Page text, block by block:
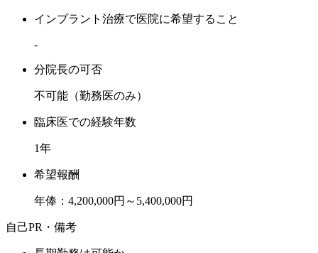
インプラント治療で医院に希望すること
-
分院長の可否
不可能（勤務医のみ）
臨床医での経験年数
1年
希望報酬
年俸：4,200,000円～5,400,000円
自己PR・備考